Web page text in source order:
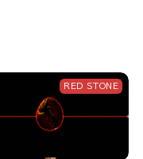
RED STONE